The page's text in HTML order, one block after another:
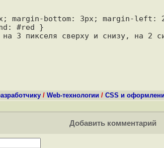
margin-bottom: 3px; margin-left:
#red }
/ Web-технологии / CSS и
Добавить комментарий